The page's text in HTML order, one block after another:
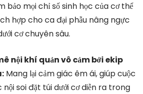
bảo mọi chỉ số sinh học của cơ thể
hợp cho ca đại phẫu nâng ngực
cơ chuyên sâu.
nội khí quản vô cảm bởi ekip
Mang lại cảm giác êm ái, giúp cuộc
soi đặt túi dưới cơ diễn ra trong